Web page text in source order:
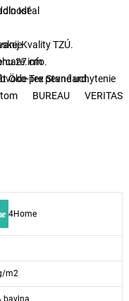
27 cm
pre pevné uchytenie
BUREAU VERITAS
program
Ideal
Kvality TZÚ.
Öko-Tex Standard.
4Home
m2
bavlna